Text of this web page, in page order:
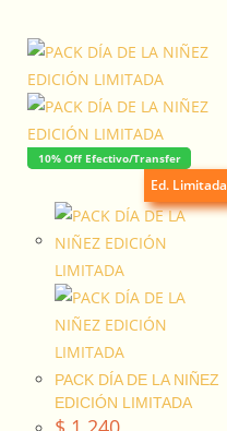
10% Off Efectivo/Transfer
Ed. Limitada
PACK DÍA DE LA NIÑEZ
EDICIÓN LIMITADA